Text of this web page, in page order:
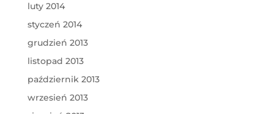
luty 2014
styczeń 2014
grudzień 2013
listopad 2013
październik 2013
wrzesień 2013